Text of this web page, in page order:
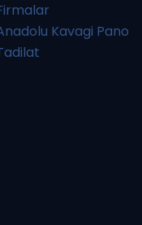
Kavagi Pano